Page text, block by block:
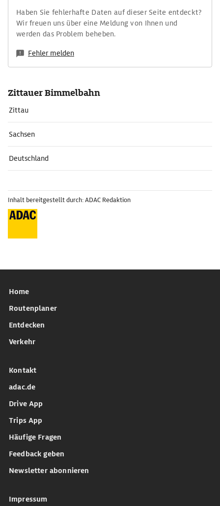
Haben Sie fehlerhafte Daten auf dieser Seite entdeckt?
Wir freuen uns über eine Meldung von Ihnen und
werden das Problem beheben.
Fehler melden
Zittauer Bimmelbahn
Zittau
Sachsen
Deutschland
Inhalt bereitgestellt durch: ADAC Redaktion
Home
Routenplaner
Entdecken
Verkehr
Kontakt
adac.de
Drive App
Trips App
Häufige Fragen
Feedback geben
Newsletter abonnieren
Impressum